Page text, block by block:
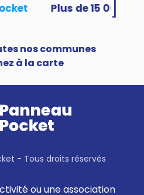
nos communes
à la carte
- Tous droits réservés
ou une association